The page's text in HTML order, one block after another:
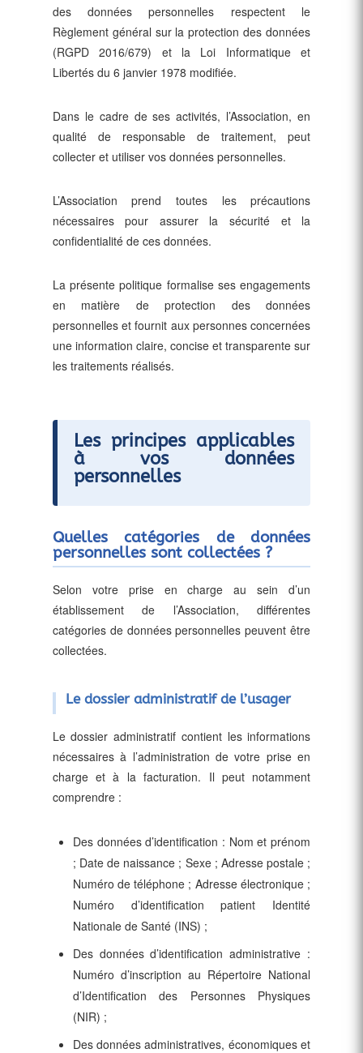
des données personnelles respectent le
Règlement général sur la protection des données
(RGPD 2016/679) et la Loi Informatique et
Libertés du 6 janvier 1978 modifiée.
Dans le cadre de ses activités, l’Association, en
qualité de responsable de traitement, peut
collecter et utiliser vos données personnelles.
L’Association prend toutes les précautions
nécessaires pour assurer la sécurité et la
confidentialité de ces données.
La présente politique formalise ses engagements
en matière de protection des données
personnelles et fournit aux personnes concernées
une information claire, concise et transparente sur
les traitements réalisés.
Les principes applicables
à vos données
personnelles
Quelles catégories de données
personnelles sont collectées ?
Selon votre prise en charge au sein d’un
établissement de l’Association, différentes
catégories de données personnelles peuvent être
collectées.
Le dossier administratif de l’usager
Le dossier administratif contient les informations
nécessaires à l’administration de votre prise en
charge et à la facturation. Il peut notamment
comprendre :
Des données d’identification : Nom et prénom
; Date de naissance ; Sexe ; Adresse postale ;
Numéro de téléphone ; Adresse électronique ;
Numéro d’identification patient Identité
Nationale de Santé (INS) ;
Des données d’identification administrative :
Numéro d’inscription au Répertoire National
d’Identification des Personnes Physiques
(NIR) ;
Des données administratives, économiques et